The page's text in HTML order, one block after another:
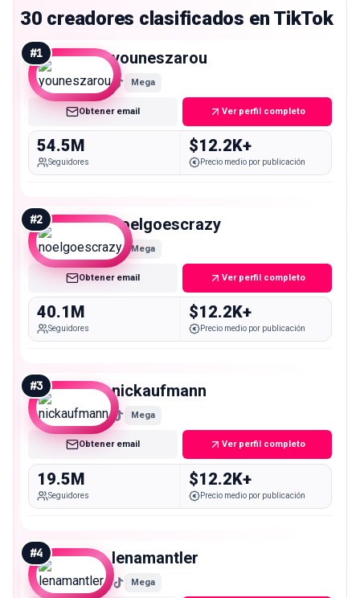
30 creadores clasificados en TikTok
#1 youneszarou
Mega
Obtener email Ver perfil completo
54.5M
Seguidores
$12.2K+
Precio medio por publicación
#2 noelgoescrazy
Mega
Obtener email Ver perfil completo
40.1M
Seguidores
$12.2K+
Precio medio por publicación
#3 nickaufmann
Mega
Obtener email Ver perfil completo
19.5M
Seguidores
$12.2K+
Precio medio por publicación
#4 lenamantler
Mega